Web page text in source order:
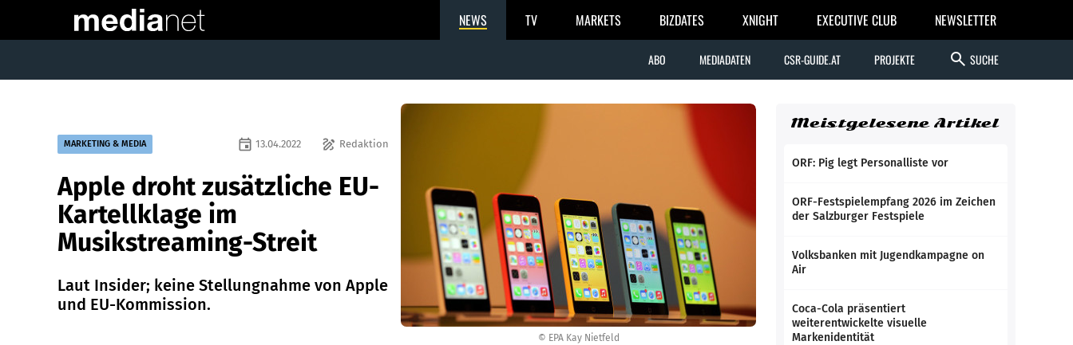
NEWS TV MARKETS BIZDATES XNIGHT EXECUTIVE CLUB NEWSLETTER
ABO MEDIADATEN CSR-GUIDE.AT PROJEKTE search SUCHE
© EPA Kay Nietfeld
MARKETING & MEDIA draw Redaktion
event 13.04.2022
Apple droht zusätzliche EU-
Kartellklage im
Musikstreaming-Streit
Laut Insider; keine Stellungnahme von Apple
und EU-Kommission.
Meistgelesene Artikel
ORF: Pig legt Personalliste vor
ORF-Festspielempfang 2026 im Zeichen
der Salzburger Festspiele
Volksbanken mit Jugendkampagne on
Air
Coca-Cola präsentiert
weiterentwickelte visuelle
Markenidentität